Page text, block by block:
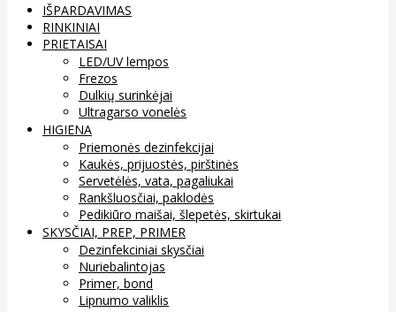
IŠPARDAVIMAS
RINKINIAI
PRIETAISAI
LED/UV lempos
Frezos
Dulkių surinkėjai
Ultragarso vonelės
HIGIENA
Priemonės dezinfekcijai
Kaukės, prijuostės, pirštinės
Servetėlės, vata, pagaliukai
Rankšluosčiai, paklodės
Pedikiūro maišai, šlepetės, skirtukai
SKYSČIAI, PREP, PRIMER
Dezinfekciniai skysčiai
Nuriebalintojas
Primer, bond
Lipnumo valiklis